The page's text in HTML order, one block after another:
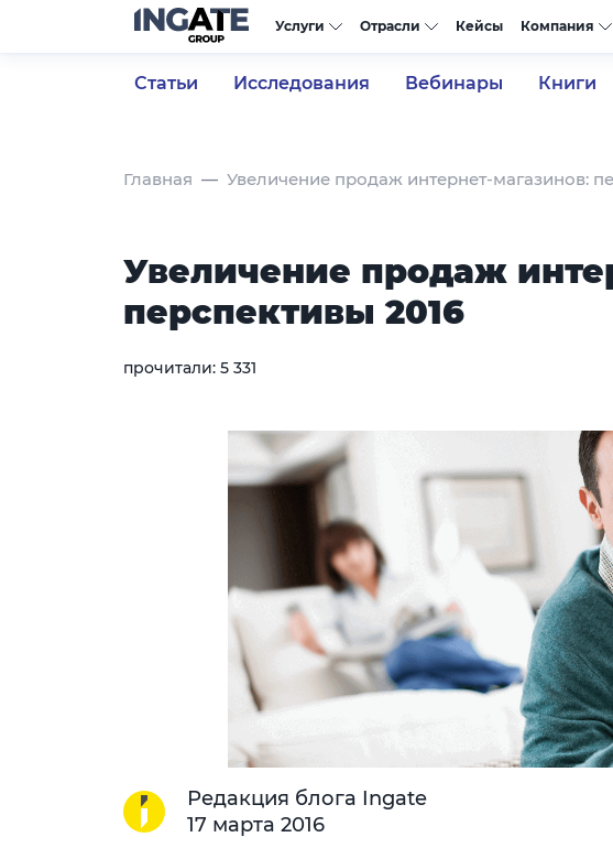
Услуги Отрасли Кейсы Компания
Статьи Исследования Вебинары Книги
Главная Увеличение продаж интернет-магазинов:
Увеличение продаж
перспективы 2016
прочитали: 5 331
Редакция блога Ingate
17 марта 2016